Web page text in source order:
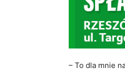
– To dla mnie